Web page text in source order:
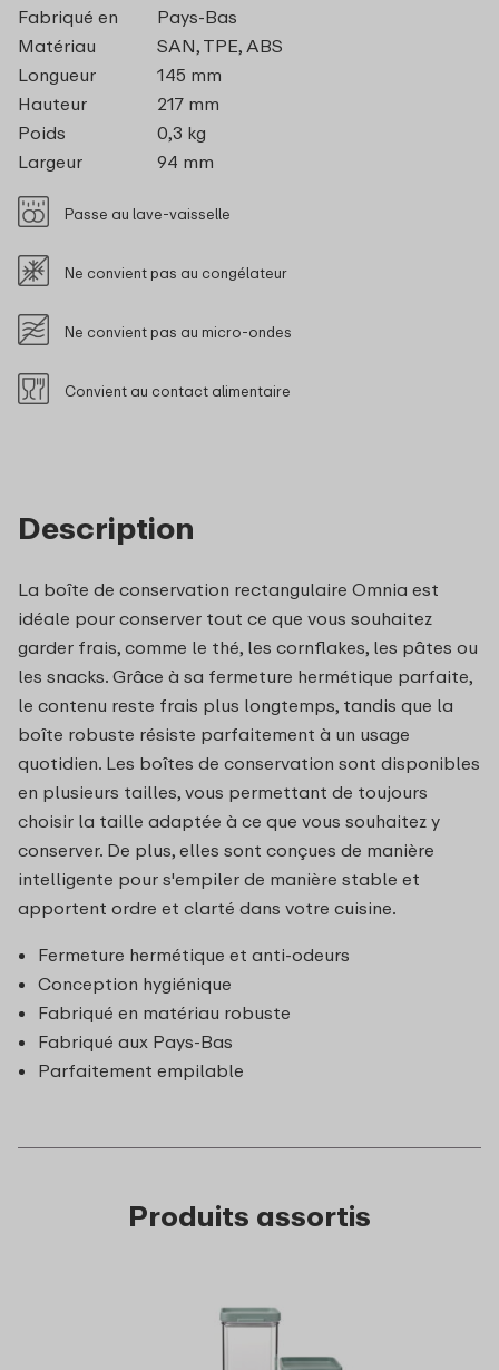
Description
La boîte de conservation rectangulaire Omnia est
idéale pour conserver tout ce que vous souhaitez
garder frais, comme le thé, les cornflakes, les pâtes ou
les snacks. Grâce à sa fermeture hermétique parfaite,
le contenu reste frais plus longtemps, tandis que la
boîte robuste résiste parfaitement à un usage
quotidien. Les boîtes de conservation sont disponibles
en plusieurs tailles, vous permettant de toujours
choisir la taille adaptée à ce que vous souhaitez y
conserver. De plus, elles sont conçues de manière
intelligente pour s'empiler de manière stable et
apportent ordre et clarté dans votre cuisine.
Fermeture hermétique et anti-odeurs
Conception hygiénique
Fabriqué en matériau robuste
Fabriqué aux Pays-Bas
Parfaitement empilable
Fabriqué en
Pays-Bas
Matériau
SAN, TPE, ABS
Longueur
145 mm
Hauteur
217 mm
Poids
0,3 kg
Largeur
94 mm
Passe au lave-vaisselle
Ne convient pas au congélateur
Ne convient pas au micro-ondes
Convient au contact alimentaire
Produits assortis